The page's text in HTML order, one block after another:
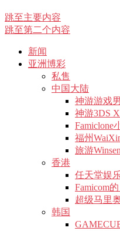
跳至主要内容
跳至第二个内容
新闻
亚洲博彩
私售
中国大陆
神游游戏
神游3DS
Famiclone
福州
旅游
香港
任天堂娱
Famicom
超级马里
韩国